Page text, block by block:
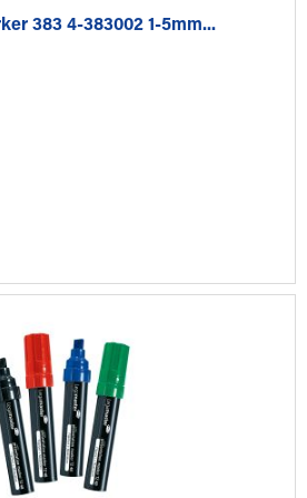
383 4-383002 1-5mm...